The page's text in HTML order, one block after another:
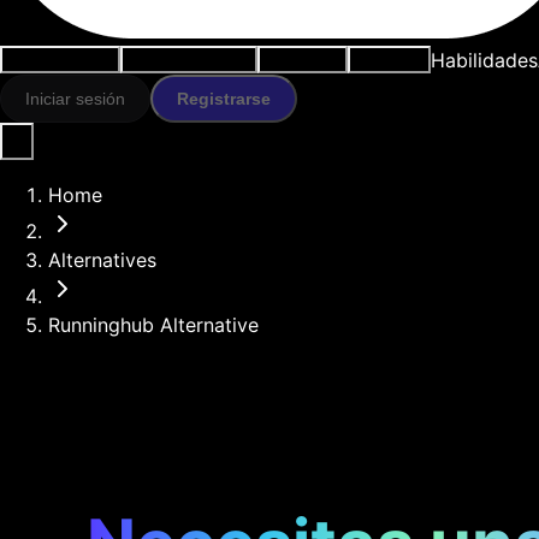
Habilidades
Iniciar sesión Registrarse
Home
Alternatives
Runninghub Alternative